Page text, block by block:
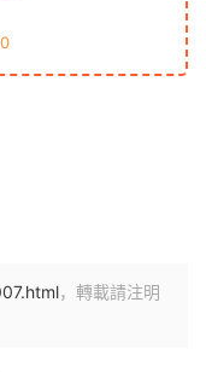
，轉載請注明